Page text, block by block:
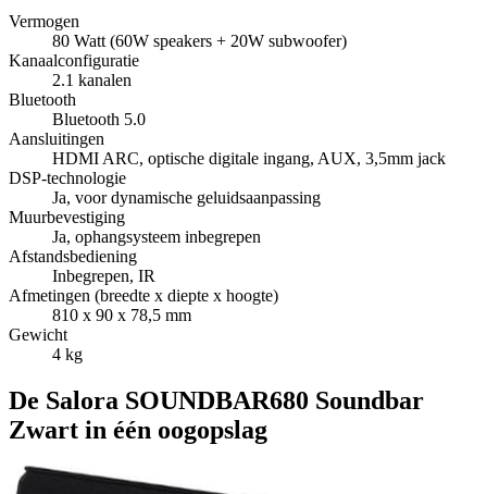
Vermogen
80 Watt (60W speakers + 20W subwoofer)
Kanaalconfiguratie
2.1 kanalen
Bluetooth
Bluetooth 5.0
Aansluitingen
HDMI ARC, optische digitale ingang, AUX, 3,5mm jack
DSP-technologie
Ja, voor dynamische geluidsaanpassing
Muurbevestiging
Ja, ophangsysteem inbegrepen
Afstandsbediening
Inbegrepen, IR
Afmetingen (breedte x diepte x hoogte)
810 x 90 x 78,5 mm
Gewicht
4 kg
De Salora SOUNDBAR680 Soundbar
Zwart in één oogopslag